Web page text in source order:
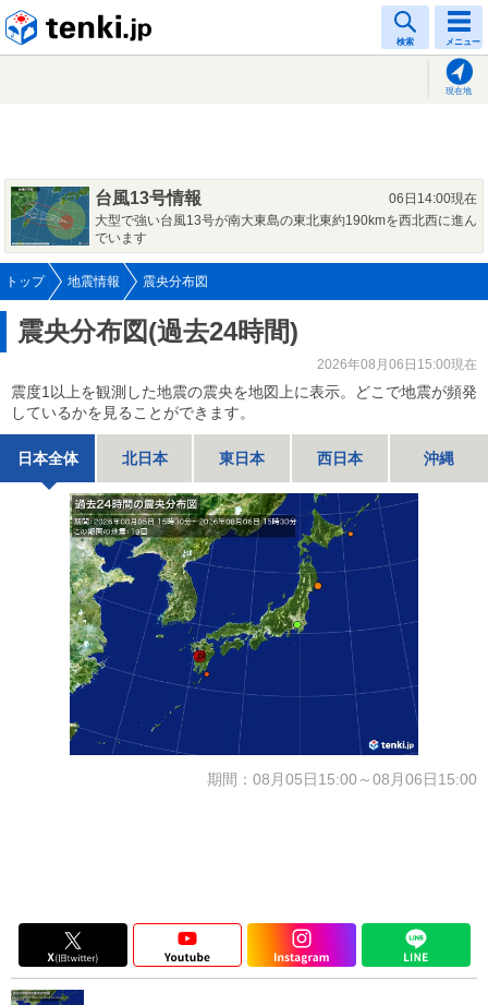
検索 メニュー
現在地
台風13号情報
06日14:00現在
大型で強い台風13号が南大東島の東北東約190kmを西北西に進ん
でいます
トップ 地震情報 震央分布図
震央分布図(過去24時間)
2026年08月06日15:00現在
震度1以上を観測した地震の震央を地図上に表示。どこで地震が頻発
しているかを見ることができます。
日本全体 北日本 東日本 西日本 沖縄
期間：08月05日15:00～08月06日15:00